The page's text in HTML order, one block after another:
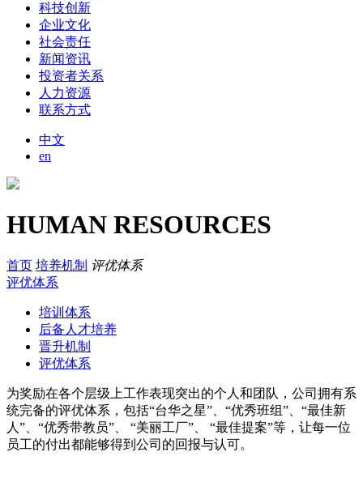
科技创新
企业文化
社会责任
新闻资讯
投资者关系
人力资源
联系方式
中文
en
HUMAN RESOURCES
首页 培养机制 评优体系
评优体系
培训体系
后备人才培养
晋升机制
评优体系
为奖励在各个层级上工作表现突出的个人和团队，公司拥有系
统完备的评优体系，包括“台华之星”、“优秀班组”、“最佳新
人”、“优秀带教员”、 “美丽工厂”、 “最佳提案”等，让每一位
员工的付出都能够得到公司的回报与认可。